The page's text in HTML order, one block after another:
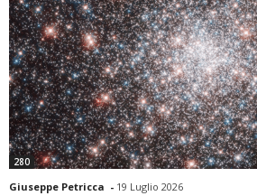
280
Giuseppe Petricca - 19 Luglio 2026